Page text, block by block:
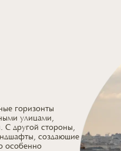
горизонты
улицами,
С другой стороны,
создающие
особенно